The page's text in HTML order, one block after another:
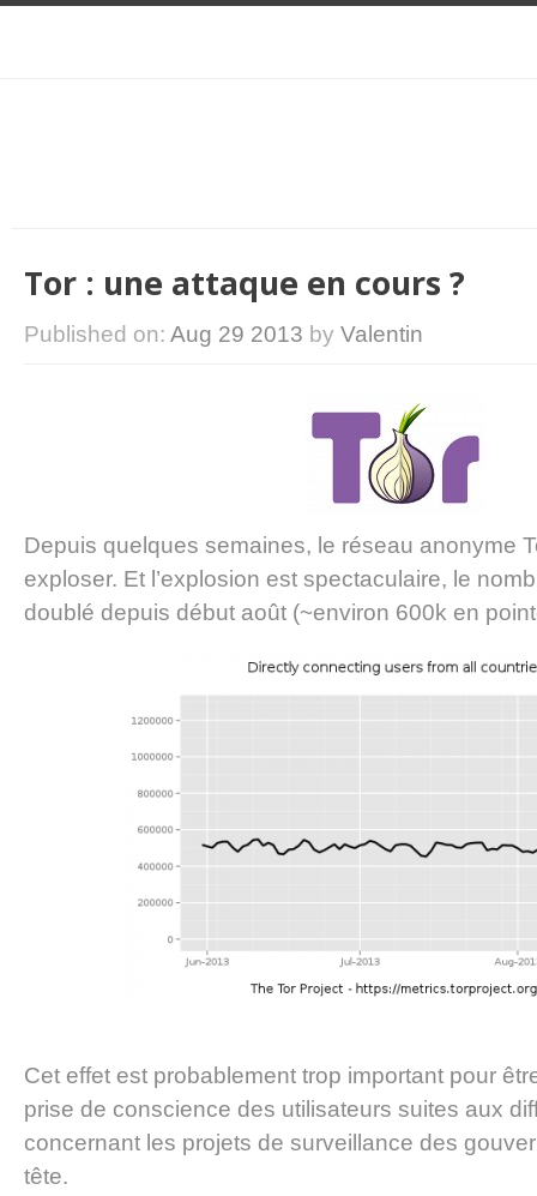
Tor : une attaque en cours ?
Published on: Aug 29 2013 by Valentin
Depuis quelques semaines, le réseau anonyme
exploser. Et l’explosion est spectaculaire, le
doublé depuis début août (~environ 600k en
Cet effet est probablement trop important pour
prise de conscience des utilisateurs suites aux
concernant les projets de surveillance des
tête.